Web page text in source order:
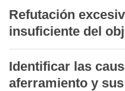
Refutación
insuficiente del
Identificar las
aferramiento y